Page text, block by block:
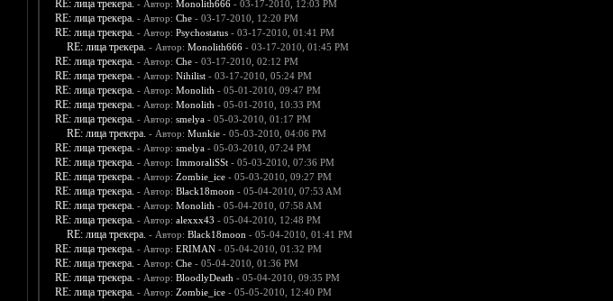
RE: лица трекера. - Автор: Monolith666- 03-17-2010, 12:03 PM
RE: лица трекера. - Автор: Che- 03-17-2010, 12:20 PM
RE: лица трекера. - Автор: Psychostatus- 03-17-2010, 01:41 PM
RE: лица трекера. - Автор: Monolith666- 03-17-2010, 01:45 PM
RE: лица трекера. - Автор: Che- 03-17-2010, 02:12 PM
RE: лица трекера. - Автор: Nihilist- 03-17-2010, 05:24 PM
RE: лица трекера. - Автор: Monolith - 05-01-2010, 09:47 PM
RE: лица трекера. - Автор: Monolith - 05-01-2010, 10:33 PM
RE: лица трекера. - Автор: smelya- 05-03-2010, 01:17 PM
RE: лица трекера. - Автор: Munkie- 05-03-2010, 04:06 PM
RE: лица трекера. - Автор: smelya- 05-03-2010, 07:24 PM
RE: лица трекера. - Автор: ImmoraliSSt- 05-03-2010, 07:36 PM
RE: лица трекера. - Автор: Zombie_ice- 05-03-2010, 09:27 PM
RE: лица трекера. - Автор: Black18moon - 05-04-2010, 07:53 AM
RE: лица трекера. - Автор: Monolith - 05-04-2010, 07:58 AM
RE: лица трекера. - Автор: alexxx43 - 05-04-2010, 12:48 PM
RE: лица трекера. - Автор: Black18moon - 05-04-2010, 01:41 PM
RE: лица трекера. - Автор: ERIMAN- 05-04-2010, 01:32 PM
RE: лица трекера. - Автор: Che- 05-04-2010, 01:36 PM
RE: лица трекера. - Автор: BloodlyDeath - 05-04-2010, 09:35 PM
RE: лица трекера. - Автор: Zombie_ice- 05-05-2010, 12:40 PM